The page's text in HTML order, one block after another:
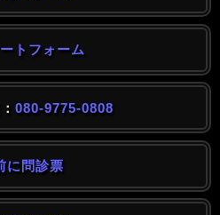
トフォーム
080-9775-0808
に問診票